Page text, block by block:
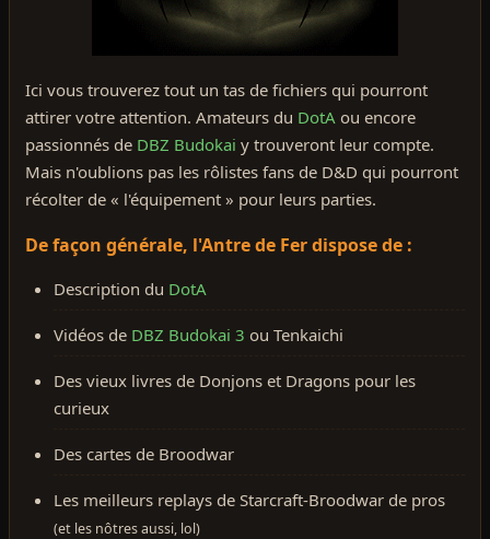
Ici vous trouverez tout un tas de fichiers qui pourront
attirer votre attention. Amateurs du DotA ou encore
passionnés de DBZ Budokai y trouveront leur compte.
Mais n'oublions pas les rôlistes fans de D&D qui pourront
récolter de « l'équipement » pour leurs parties.
De façon générale, l'Antre de Fer dispose de :
Description du DotA
Vidéos de DBZ Budokai 3 ou Tenkaichi
Des vieux livres de Donjons et Dragons pour les
curieux
Des cartes de Broodwar
Les meilleurs replays de Starcraft-Broodwar de pros
(et les nôtres aussi, lol)